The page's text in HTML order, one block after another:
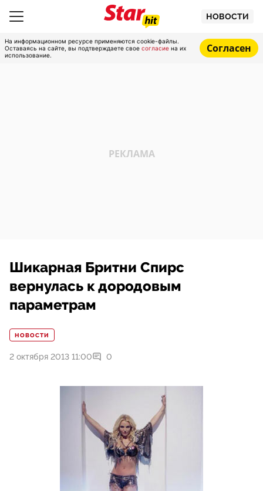
НОВОСТИ
На информационном ресурсе применяются cookie-файлы.
Оставаясь на сайте, вы подтверждаете свое согласие на их
использование.
Согласен
Шикарная Бритни Спирс
вернулась к дородовым
параметрам
НОВОСТИ
2 октября 2013 11:00 0